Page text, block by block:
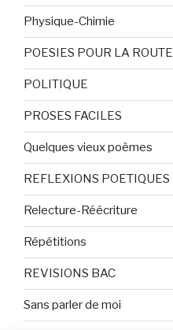
Physique-Chimie
POESIES POUR LA ROUTE
POLITIQUE
PROSES FACILES
Quelques vieux poèmes
REFLEXIONS POETIQUES
Relecture-Réécriture
Répétitions
REVISIONS BAC
Sans parler de moi